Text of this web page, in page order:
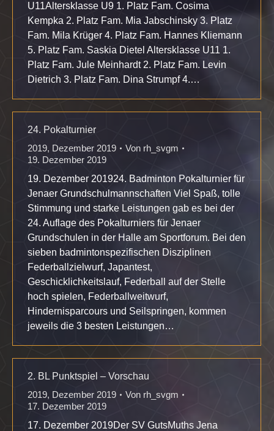
U11Altersklasse U9 1. Platz Fam. Cosima
Kempka 2. Platz Fam. Mia Jabschinsky 3. Platz
Fam. Mila Krüger 4. Platz Fam. Hannes Kliemann
5. Platz Fam. Saskia Dietel Altersklasse U11 1.
Platz Fam. Jule Meinhardt 2. Platz Fam. Levin
Dietrich 3. Platz Fam. Dina Strumpf 4.…
24. Pokalturnier
2019, Dezember 2019 Von rh_svgm
19. Dezember 2019
19. Dezember 201924. Badminton Pokalturnier für
Jenaer Grundschulmannschaften Viel Spaß, tolle
Stimmung und starke Leistungen gab es bei der
24. Auflage des Pokalturniers für Jenaer
Grundschulen in der Halle am Sportforum. Bei den
sieben badmintonspezifischen Disziplinen
Federballzielwurf, Japantest,
Geschicklichkeitslauf, Federball auf der Stelle
hoch spielen, Federballweitwurf,
Hindernisparcours und Seilspringen, kommen
jeweils die 3 besten Leistungen…
2. BL Punktspiel – Vorschau
2019, Dezember 2019 Von rh_svgm
17. Dezember 2019
17. Dezember 2019Der SV GutsMuths Jena